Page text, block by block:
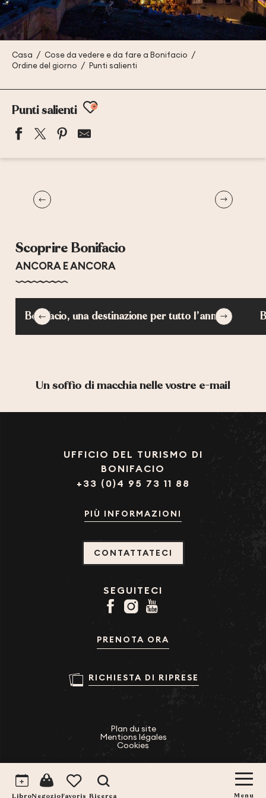
Menu
Libro Voir les favorisRicerca
Casa
Cose da vedere e da fare a Bonifacio
Ordine del giorno
Punti salienti
Punti salienti Ajouter aux favoris
Settimana Santa
Scoprire Bonifacio
ANCORA E ANCORA
Bonifacio, una destinazione per tutto l’anno
Un soffio di macchia nelle vostre e-mail
UFFICIO DEL TURISMO DI
BONIFACIO
+33 (0)4 95 73 11 88
PIÙ INFORMAZIONI
CONTATTATECI
SEGUITECI
PRENOTA ORA
RICHIESTA DI RIPRESE
Plan du site
Mentions légales
Cookies